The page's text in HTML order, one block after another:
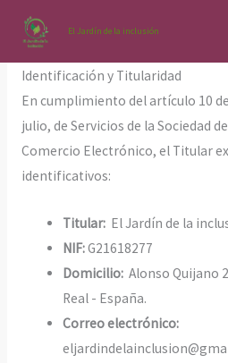
contenido
El Jardín de la inclusión
Aviso Legal
Identificación y Titularidad
En cumplimiento del artículo 10
julio, de Servicios de la Sociedad
Comercio Electrónico, el Titular
identificativos:
Titular: El Jardín de la
NIF:G21618277
Domicilio: Alonso Quijano
Real - España.
Correo electrónico: